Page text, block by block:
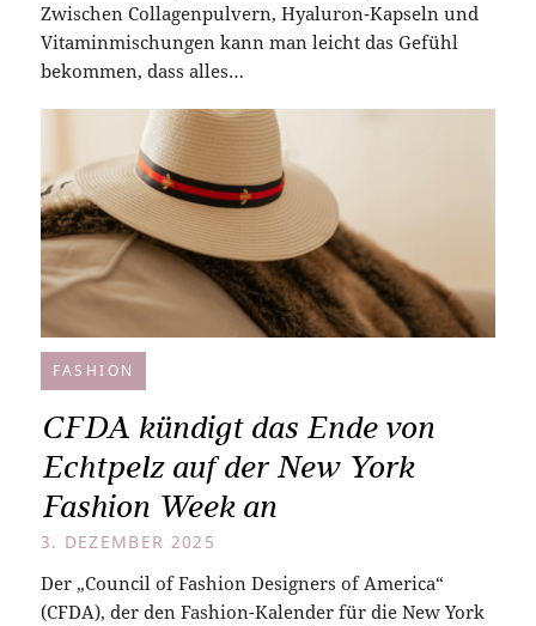
Zwischen Collagenpulvern, Hyaluron‑Kapseln und
Vitaminmischungen kann man leicht das Gefühl
bekommen, dass alles…
FASHION
CFDA kündigt das Ende von
Echtpelz auf der New York
Fashion Week an
3. DEZEMBER 2025
Der „Council of Fashion Designers of America“
(CFDA), der den Fashion-Kalender für die New York